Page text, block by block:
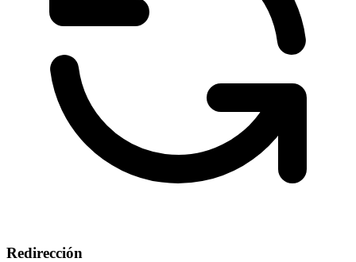
Redirección